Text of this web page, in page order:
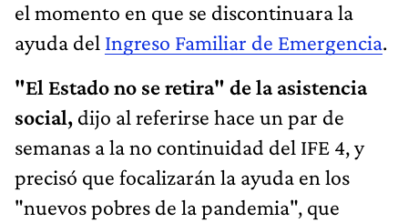
el momento en que se discontinuara la
ayuda del Ingreso Familiar de Emergencia.
"El Estado no se retira" de la asistencia
social, dijo al referirse hace un par de
semanas a la no continuidad del IFE 4, y
precisó que focalizarán la ayuda en los
"nuevos pobres de la pandemia", que